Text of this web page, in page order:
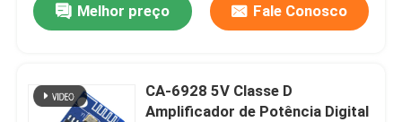
Controle de Qualidade
Contacte-nos
Melhor preço Fale Conosco
CA-6928 5V Classe D
Amplificador de Potência Digital